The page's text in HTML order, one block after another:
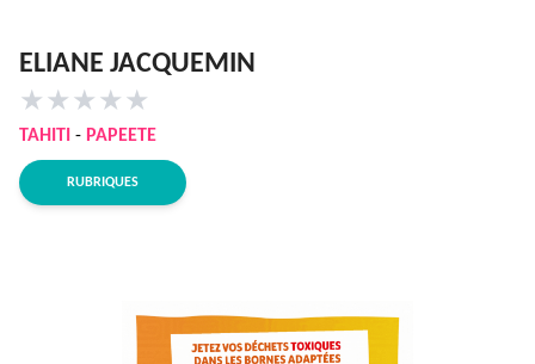
ELIANE JACQUEMIN
★ ★ ★ ★ ★
TAHITI - PAPEETE
RUBRIQUES